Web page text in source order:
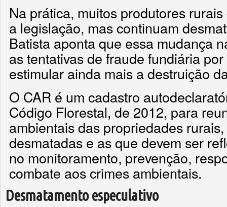
Na prática, muitos produtores
a legislação, mas continuam
Batista aponta que essa mudança
as tentativas de fraude fundiária
estimular ainda mais a destruição
O CAR é um cadastro
Código Florestal, de 2012, para
ambientais das propriedades
desmatadas e as que devem ser
no monitoramento, prevenção,
combate aos crimes ambientais.
Desmatamento especulativo